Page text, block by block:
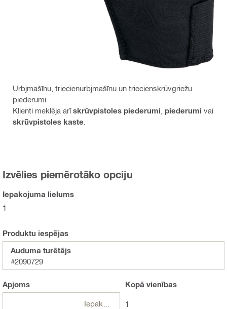
Urbjmašīnu, triecienurbjmašīnu un triecienskrūvgriežu
piederumi
Klienti meklēja arīskrūvpistoles piederumi piederumi vai
skrūvpistoles kaste
Izvēlies piemērotāko opciju
Iepakojuma lielums
1
Produktu iespējas
Auduma turētājs
#2090729
Apjoms Kopā vienības
1